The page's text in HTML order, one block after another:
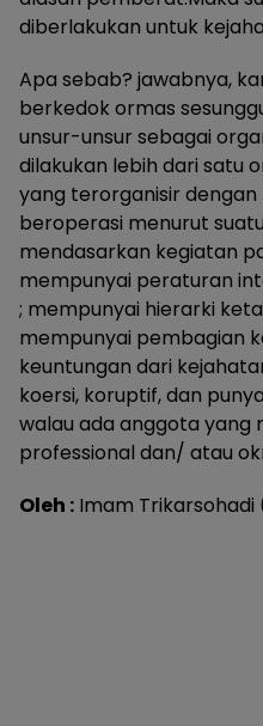
diberlakukan untuk
Apa sebab? jawabnya,
berkedok ormas
unsur-unsur sebagai
dilakukan lebih dari satu
yang terorganisir dengan
beroperasi menurut
mendasarkan kegiatan
mempunyai peraturan
; mempunyai hierarki
mempunyai pembagian
keuntungan dari
koersi, koruptif, dan
walau ada anggota yang
professional dan/ atau
Oleh : Imam